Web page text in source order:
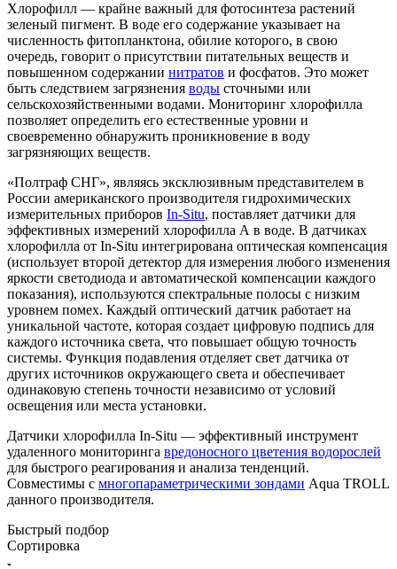
Хлорофилл — крайне важный для фотосинтеза растений
зеленый пигмент. В воде его содержание указывает на
численность фитопланктона, обилие которого, в свою
очередь, говорит о присутствии питательных веществ и
повышенном содержании нитратов и фосфатов. Это может
быть следствием загрязнения воды сточными или
сельскохозяйственными водами. Мониторинг хлорофилла
позволяет определить его естественные уровни и
своевременно обнаружить проникновение в воду
загрязняющих веществ.
«Полтраф СНГ», являясь эксклюзивным представителем в
России американского производителя гидрохимических
измерительных приборов In-Situ, поставляет датчики для
эффективных измерений хлорофилла А в воде. В датчиках
хлорофилла от In-Situ интегрирована оптическая компенсация
(использует второй детектор для измерения любого изменения
яркости светодиода и автоматической компенсации каждого
показания), используются спектральные полосы с низким
уровнем помех. Каждый оптический датчик работает на
уникальной частоте, которая создает цифровую подпись для
каждого источника света, что повышает общую точность
системы. Функция подавления отделяет свет датчика от
других источников окружающего света и обеспечивает
одинаковую степень точности независимо от условий
освещения или места установки.
Датчики хлорофилла In-Situ — эффективный инструмент
удаленного мониторинга вредоносного цветения водорослей
для быстрого реагирования и анализа тенденций.
Совместимы с многопараметрическими зондами Aqua TROLL
данного производителя.
Быстрый подбор
Сортировка